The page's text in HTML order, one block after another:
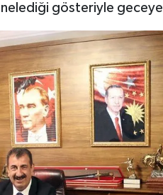
gösteriyle